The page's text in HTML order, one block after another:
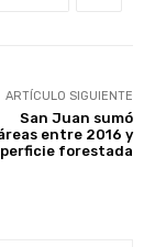
ARTÍCULO SIGUIENTE
San Juan sumó
entre 2016 y
forestada